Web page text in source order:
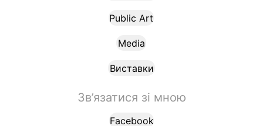
Public Art
Media
Виставки
Зв’язатися зі мною
Facebook